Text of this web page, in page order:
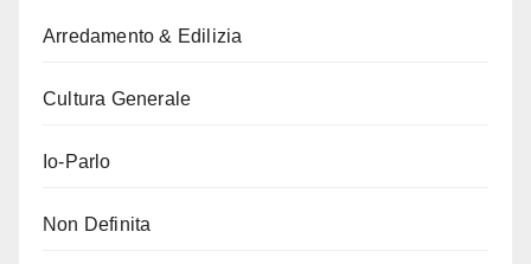
Arredamento & Edilizia
Cultura Generale
Io-Parlo
Non Definita